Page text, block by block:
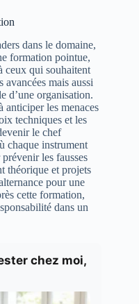
dans le domaine,
formation pointue,
ceux qui souhaitent
mais aussi
d’une organisation.
anticiper les menaces
techniques et les
le chef
chaque instrument
les fausses
théorique et projets
pour une
cette formation,
dans un
chez moi,